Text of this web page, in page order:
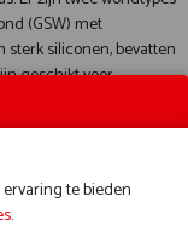
(GSW) met
siliconen, bevatten
geschikt voor
is gemakkelijk
training onder
te bieden
.